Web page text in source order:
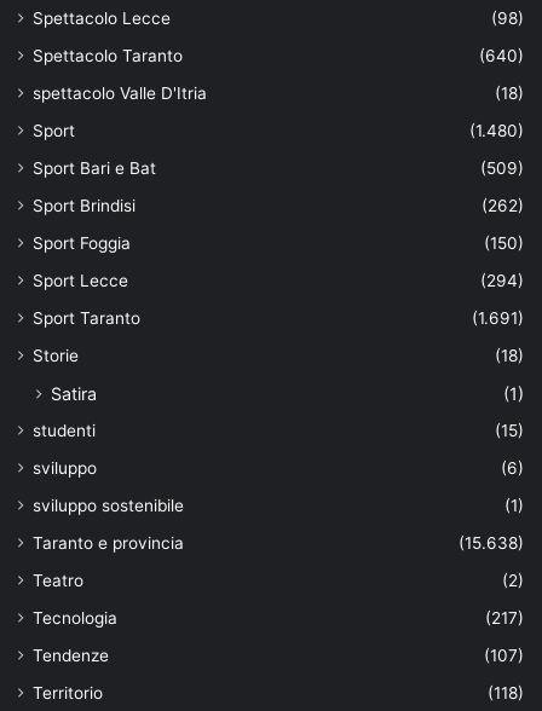
Spettacolo Lecce
(98)
Spettacolo Taranto
(640)
spettacolo Valle D'Itria
(18)
Sport
(1.480)
Sport Bari e Bat
(509)
Sport Brindisi
(262)
Sport Foggia
(150)
Sport Lecce
(294)
Sport Taranto
(1.691)
Storie
(18)
Satira (1)
studenti
(15)
sviluppo
(6)
sviluppo sostenibile
(1)
Taranto e provincia
(15.638)
Teatro
(2)
Tecnologia
(217)
Tendenze
(107)
Territorio
(118)